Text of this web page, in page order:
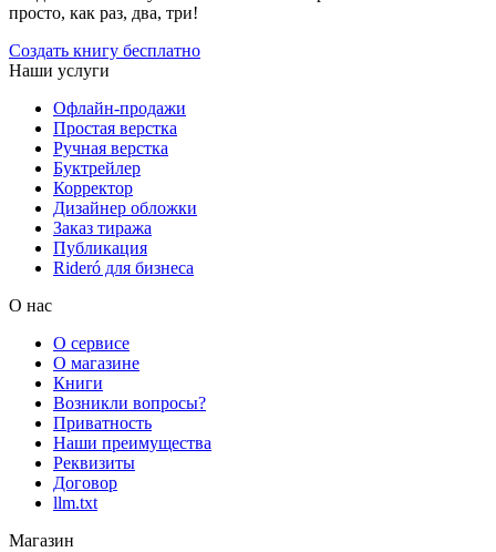
просто, как раз, два, три!
Создать книгу бесплатно
Наши услуги
Офлайн-продажи
Простая верстка
Ручная верстка
Буктрейлер
Корректор
Дизайнер обложки
Заказ тиража
Публикация
Rideró для бизнеса
О нас
О сервисе
О магазине
Книги
Возникли вопросы?
Приватность
Наши преимущества
Реквизиты
Договор
llm.txt
Магазин